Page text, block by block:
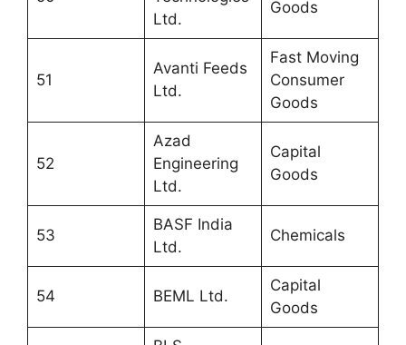
Ltd.
Goods
51
Avanti Feeds
Ltd.
Fast Moving
Consumer
Goods
52
Azad
Engineering
Ltd.
Capital
Goods
53
BASF India
Ltd.
Chemicals
54 BEML Ltd.
Capital
Goods